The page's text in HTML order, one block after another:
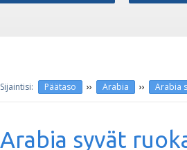
Päätaso ›› Arabia ›› Arabia
Arabia syvät